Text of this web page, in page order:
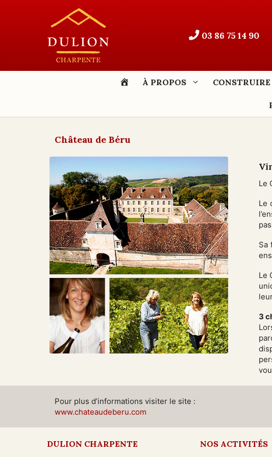
03 86 75 14 90
ACCUEIL
À PROPOS
Château de Béru
Le
Le
Sa
Le
3
Pour plus d’informations visiter le site :
www.chateaudeberu.com
DULION CHARPENTE NOS ACTIVITÉS